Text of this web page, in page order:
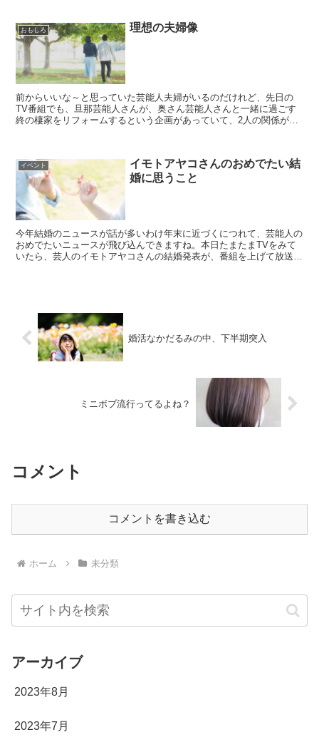
おもしろ 理想の夫婦像
前からいいな～と思っていた芸能人夫婦がいるのだけれど、先日の
TV番組でも、旦那芸能人さんが、奥さん芸能人さんと一緒に過ごす
終の棲家をリフォームするという企画があっていて、2人の関係がち
イベント
イモトアヤコさんのおめでたい結
婚に思うこと
今年結婚のニュースが話が多いわけ年末に近づくにつれて、芸能人の
おめでたいニュースが飛び込んできますね。本日たまたまTVをみて
いたら、芸人のイモトアヤコさんの結婚発表が、番組を上げて放送さ
婚活なかだるみの中、下半期突入
ミニボブ流行ってるよね？
コメント
コメントを書き込む
ホーム 未分類
アーカイブ
2023年8月
2023年7月